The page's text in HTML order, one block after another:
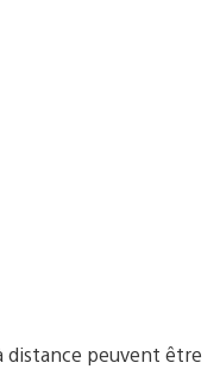
distance peuvent être